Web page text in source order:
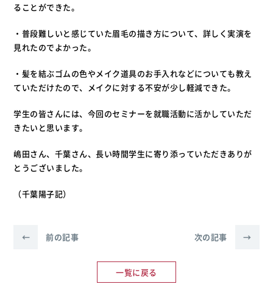
ることができた。
・普段難しいと感じていた眉毛の描き方について、詳しく実演を
見れたのでよかった。
・髪を結ぶゴムの色やメイク道具のお手入れなどについても教え
ていただけたので、メイクに対する不安が少し軽減できた。
学生の皆さんには、今回のセミナーを就職活動に活かしていただ
きたいと思います。
嶋田さん、千葉さん、長い時間学生に寄り添っていただきありが
とうございました。
（千葉陽子記）
← 前の記事
一覧に戻る
次の記事 →